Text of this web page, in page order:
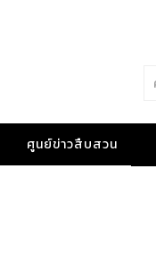
ศูนย์ข่าวสืบสวน